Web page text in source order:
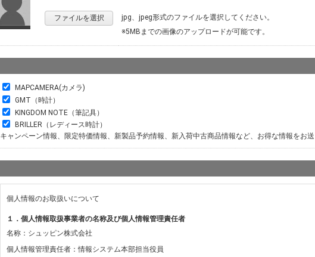
ファイルを選択
jpg、jpeg形式のファイルを選択してください。
※5MBまでの画像のアップロードが可能です。
MAPCAMERA(カメラ)
GMT（時計）
KINGDOM NOTE（筆記具）
BRILLER（レディース時計）
キャンペーン情報、限定特価情報、新製品予約情報、新入荷中古商品情報など、お得な情報をお
個人情報のお取扱いについて
１．個人情報取扱事業者の名称及び個人情報管理責任者
名称：シュッピン株式会社
個人情報管理責任者：情報システム本部担当役員